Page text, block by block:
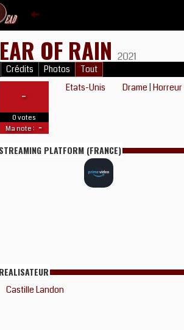
OF RAIN 2021
Crédits Photos Tout
-
0 votes
Ma note : -
Etats-Unis Drame |Horreur
STREAMING PLATFORM (FRANCE)
REALISATEUR
Castille Landon